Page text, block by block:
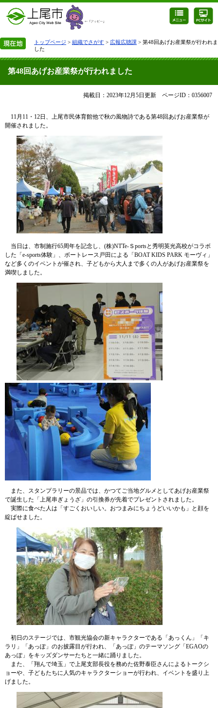
トップページ > 組織でさがす > 広報広聴課 > 第48回あげお産業祭が行われま
した
第48回あげお産業祭が行われました
掲載日：2023年12月5日更新 ページID：0356007
11月11・12日、上尾市民体育館他で秋の風物詩である第48回あげお産業祭が
開催されました。
当日は、市制施行65周年を記念し、(株)NTTe-Ｓportsと秀明英光高校がコラボ
した「e-sports体験」、ボートレース戸田による「BOAT KIDS PARK モーヴィ」
など多くのイベントが催され、子どもから大人まで多くの人があげお産業祭を
満喫しました。
また、スタンプラリーの景品では、かつてご当地グルメとしてあげお産業祭
で誕生した「上尾串ぎょうざ」の引換券が先着でプレゼントされました。
実際に食べた人は「すごくおいしい。おつまみにちょうどいいかも」と顔を
綻ばせました。
初日のステージでは、市観光協会の新キャラクターである「あっくん」「キ
ラリ」「あっぽ」のお披露目が行われ、「あっぽ」のテーマソング「EGAOの
あっぽ」をキッズダンサーたちと一緒に踊りました。
また、「翔んで埼玉」で上尾支部長役を務めた佐野泰臣さんによるトークシ
ョーや、子どもたちに人気のキャラクターショーが行われ、イベントを盛り上
げました。